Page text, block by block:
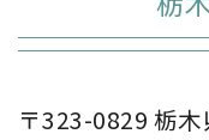
〒323-0829 栃